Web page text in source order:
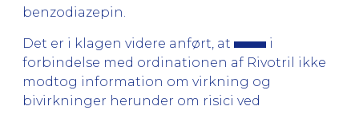
benzodiazepin.
Det er i klagen videre anført, at
i
forbindelse med ordinationen af Rivotril ikke
modtog information om virkning og
bivirkninger herunder om risici ved